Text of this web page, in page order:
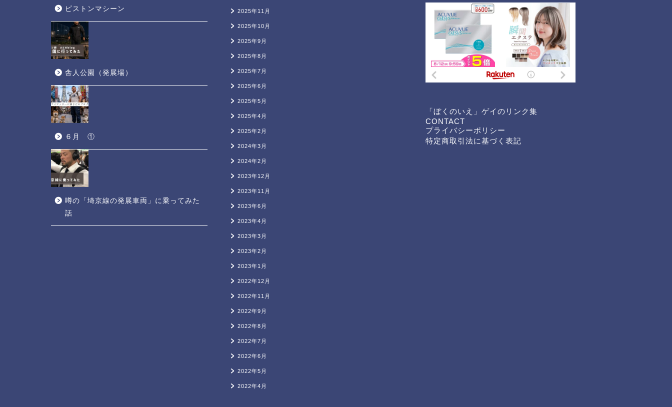
ピストンマシーン
舎人公園（発展場）
６月 ①
噂の「埼京線の発展車両」に乗ってみた
話
2025年11月
2025年10月
2025年9月
2025年8月
2025年7月
2025年6月
2025年5月
2025年4月
2025年2月
2024年3月
2024年2月
2023年12月
2023年11月
2023年6月
2023年4月
2023年3月
2023年2月
2023年1月
2022年12月
2022年11月
2022年9月
2022年8月
2022年7月
2022年6月
2022年5月
2022年4月
「ぼくのいえ」ゲイのリンク集
CONTACT
プライバシーポリシー
特定商取引法に基づく表記